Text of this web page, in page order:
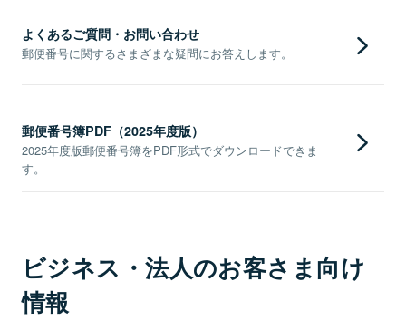
よくあるご質問・お問い合わせ
郵便番号に関するさまざまな疑問にお答えします。
郵便番号簿PDF（2025年度版）
2025年度版郵便番号簿をPDF形式でダウンロードできま
す。
ビジネス・法人のお客さま向け
情報